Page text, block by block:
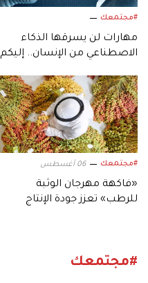
#مجتمعك
مهارات لن يسرقها الذكاء
الاصطناعي من الإنسان.. إليكم
#مجتمعك 06 أغسطس
«فاكهة مهرجان الوثبة
للرطب» تعزز جودة الإنتاج
#مجتمعك